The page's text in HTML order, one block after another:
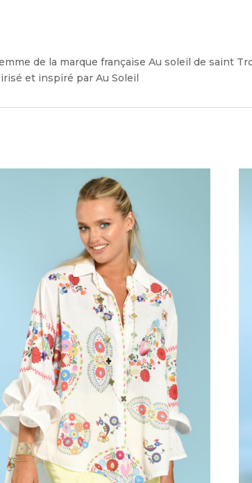
de la marque française Au soleil de saint
et inspiré par Au Soleil